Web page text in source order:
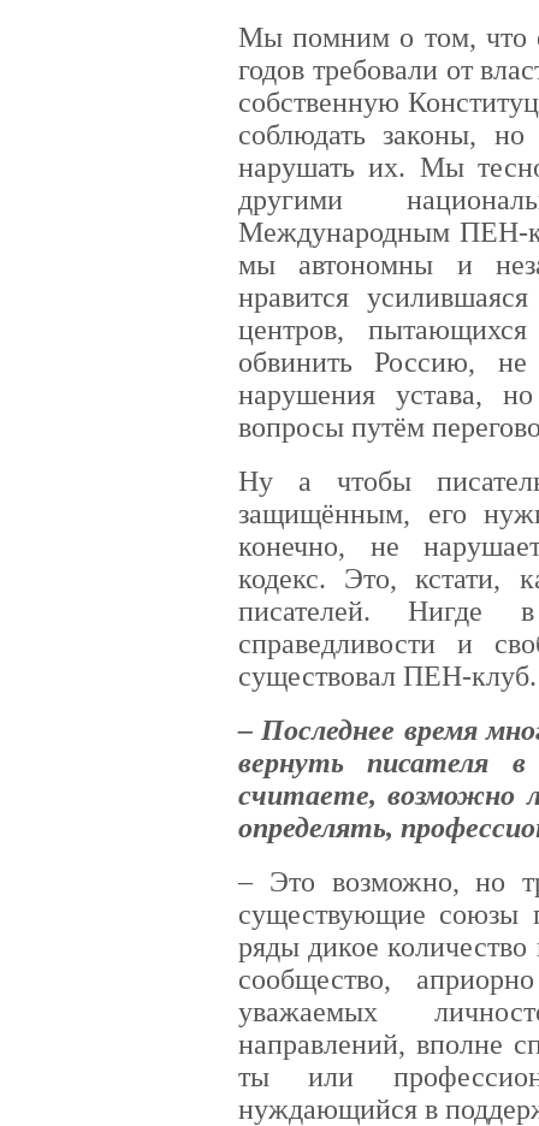
Мы помним о том, что
годов требовали от
собственную
соблюдать законы,
нарушать их. Мы
другими
Международным ПЕН-
мы автономны и
нравится
центров,
обвинить Россию,
нарушения устава,
вопросы путём
Ну а чтобы
защищённым, его
конечно, не
кодекс. Это, кстати,
писателей. Нигде
справедливости и
существовал ПЕН-клуб.
– Последнее время
вернуть писателя
считаете, возможно
определять,
– Это возможно, но
существующие союзы
ряды дикое
сообщество,
уважаемых
направлений, вполне
ты или
нуждающийся в